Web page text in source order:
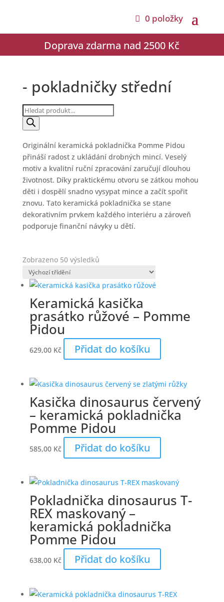
0 položky
Doprava zdarma nad 2500 Kč
- pokladničky střední
Products
search
Originální keramická pokladnička Pomme Pidou
přináší radost z ukládání drobných mincí. Veselý
motiv a kvalitní ruční zpracování zaručují dlouhou
životnost. Díky praktickému otvoru se zátkou mohou
děti i dospělí snadno vysypat mince a začít spořit
znovu. Tato keramická pokladnička se stane
dekorativním prvkem každého interiéru a zároveň
podporuje finanční návyky u dětí.
Zobrazeno 50 výsledků
Keramická kasička
prasátko růžové – Pomme
Pidou
629,00 Kč Přidat do košíku
Kasička dinosaurus červený
– keramická pokladnička
Pomme Pidou
585,00 Kč Přidat do košíku
Pokladnička dinosaurus T-
REX maskovaný –
keramická pokladnička
Pomme Pidou
638,00 Kč Přidat do košíku